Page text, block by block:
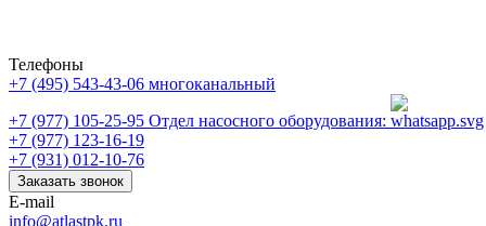
Телефоны
+7 (495) 543-43-06 многоканальный
+7 (977) 105-25-95 Отдел насосного оборудования:
+7 (977) 123-16-19
+7 (931) 012-10-76
Заказать звонок
E-mail
info@atlastpk.ru